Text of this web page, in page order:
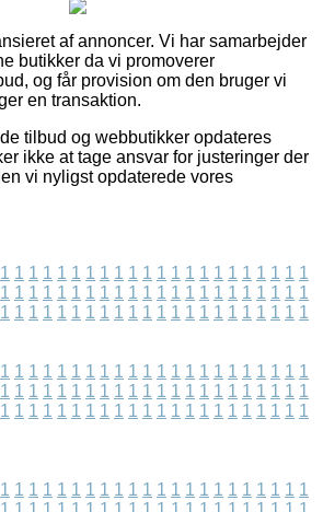
af annoncer. Vi har samarbejder
butikker da vi promoverer
og får provision om den bruger vi
en transaktion.
tilbud og webbutikker opdateres
ikke at tage ansvar for justeringer der
vi nyligst opdaterede vores
1 1 1 1 1 1 1 1 1 1 1 1 1 1 1 1 1 1 1 1 1 1
1 1 1 1 1 1 1 1 1 1 1 1 1 1 1 1 1 1 1 1 1 1
1 1 1 1 1 1 1 1 1 1 1 1 1 1 1 1 1 1 1 1 1 1
1 1 1 1 1 1 1 1 1 1 1 1 1 1 1 1 1 1 1 1 1 1
1 1 1 1 1 1 1 1 1 1 1 1 1 1 1 1 1 1 1 1 1 1
1 1 1 1 1 1 1 1 1 1 1 1 1 1 1 1 1 1 1 1 1 1
1 1 1 1 1 1 1 1 1 1 1 1 1 1 1 1 1 1 1 1 1 1